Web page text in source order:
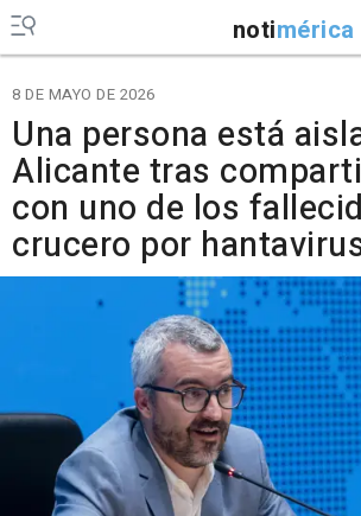
notimérica
8 DE MAYO DE 2026
Una persona está
Alicante tras
con uno de los
crucero por